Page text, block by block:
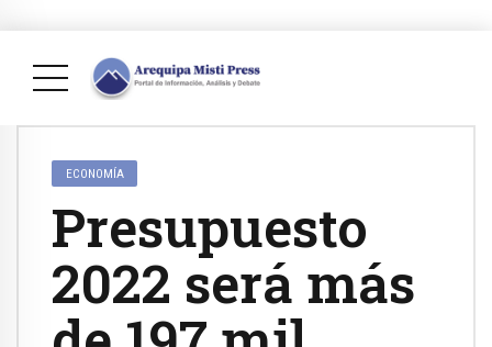
ECONOMÍA
Presupuesto
2022 será más